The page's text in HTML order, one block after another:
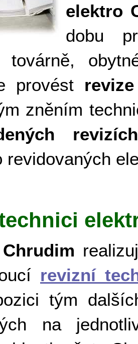
elektro
dobu
továrně,
provést
zněním
revidovaných
Chrudim
revizní
tým
na